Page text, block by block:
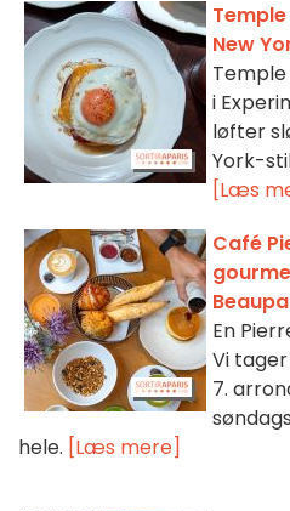
New
i
løfter
York-
[Læs
Café
En
Vi
7.
hele. [Læs mere]